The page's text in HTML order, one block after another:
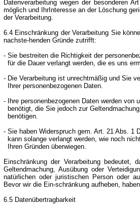
Datenverarbeitung wegen der besonderen
möglich und IhrInteresse an der Löschung
der Verarbeitung.
6.4 Einschränkung der Verarbeitung Sie
nachste-henden Gründe zutrifft:
- Sie bestreiten die Richtigkeit der
für die Dauer verlangt werden, die es uns
- Die Verarbeitung ist unrechtmäßig und Sie
Ihrer personenbezogenen Daten.
- Ihre personenbezogenen Daten werden von
benötigt, die Sie jedoch zur
benötigen.
- Sie haben Widerspruch gem. Art. 21 Abs. 1
kann solange verlangt werden, wie noch
Ihren Gründen überwiegen.
Einschränkung der Verarbeitung bedeutet,
Geltendmachung, Ausübung oder
natürlichen oder juristischen Person oder
Bevor wir die Ein-schränkung aufheben,
6.5 Datenübertragbarkeit